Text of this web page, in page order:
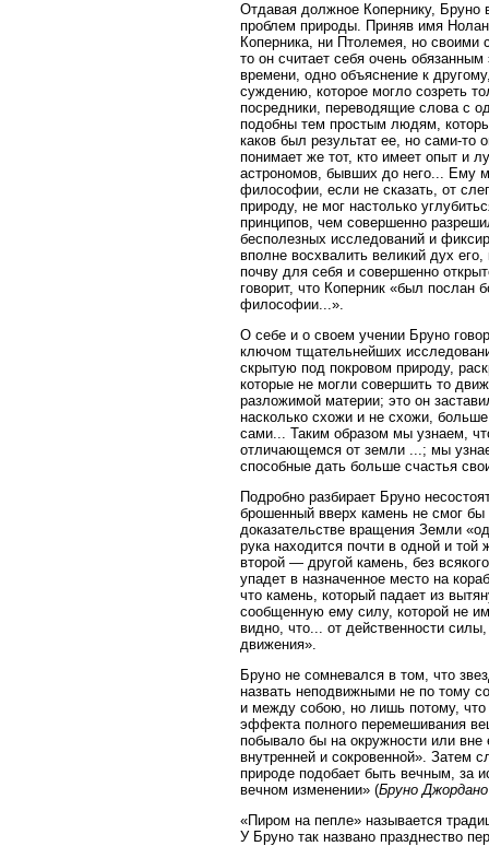
Отдавая должное Копернику, Бруно
проблем природы. Приняв имя
Коперника, ни Птолемея, но своими
то он считает себя очень
времени, одно объяснение к
суждению, которое могло созреть
посредники, переводящие слова с
подобны тем простым людям,
каков был результат ее, но сами-то
понимает же тот, кто имеет опыт и
астрономов, бывших до него... Ему
философии, если не сказать, от
природу, не мог настолько
принципов, чем совершенно
бесполезных исследований и
вполне восхвалить великий дух
почву для себя и совершенно
говорит, что Коперник «был послан
философии...».
О себе и о своем учении Бруно
ключом тщательнейших
скрытую под покровом природу,
которые не могли совершить то
разложимой материи; это он
насколько схожи и не схожи,
сами... Таким образом мы узнаем,
отличающемся от земли ...; мы
способные дать больше счастья
Подробно разбирает Бруно
брошенный вверх камень не смог
доказательстве вращения Земли
рука находится почти в одной и
второй — другой камень, без
упадет в назначенное место на
что камень, который падает из
сообщенную ему силу, которой не
видно, что... от действенности
движения».
Бруно не сомневался в том, что
назвать неподвижными не по тому
и между собою, но лишь потому, что
эффекта полного перемешивания
побывало бы на окружности или вне
внутренней и сокровенной». Затем
природе подобает быть вечным, за
вечном изменении» (Бруно Джордано
«Пиром на пепле» называется
У Бруно так названо празднество